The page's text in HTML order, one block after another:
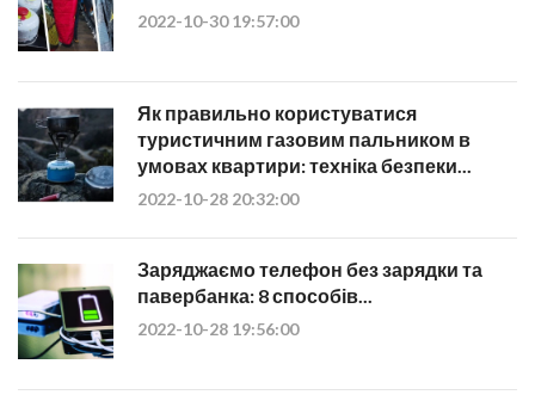
2022-10-30 19:57:00
Як правильно користуватися
туристичним газовим пальником в
умовах квартири: техніка безпеки...
2022-10-28 20:32:00
Заряджаємо телефон без зарядки та
павербанка: 8 способів...
2022-10-28 19:56:00